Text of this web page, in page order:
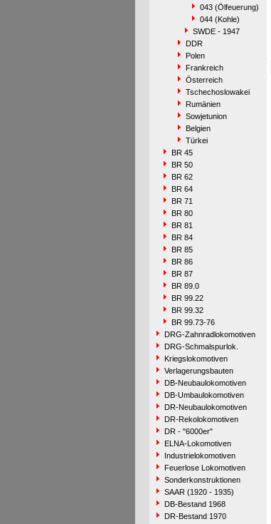
043 (Ölfeuerung)
044 (Kohle)
SWDE - 1947
DDR
Polen
Frankreich
Österreich
Tschechoslowakei
Rumänien
Sowjetunion
Belgien
Türkei
BR 45
BR 50
BR 62
BR 64
BR 71
BR 80
BR 81
BR 84
BR 85
BR 86
BR 87
BR 89.0
BR 99.22
BR 99.32
BR 99.73-76
DRG-Zahnradlokomotiven
DRG-Schmalspurlok.
Kriegslokomotiven
Verlagerungsbauten
DB-Neubaulokomotiven
DB-Umbaulokomotiven
DR-Neubaulokomotiven
DR-Rekolokomotiven
DR - "6000er"
ELNA-Lokomotiven
Industrielokomotiven
Feuerlose Lokomotiven
Sonderkonstruktionen
SAAR (1920 - 1935)
DB-Bestand 1968
DR-Bestand 1970